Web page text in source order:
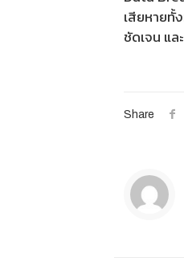
เสียหายทั้
ชัดเจน แ
Share